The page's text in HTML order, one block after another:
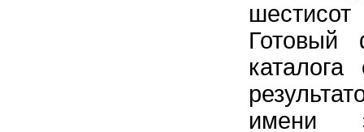
имени